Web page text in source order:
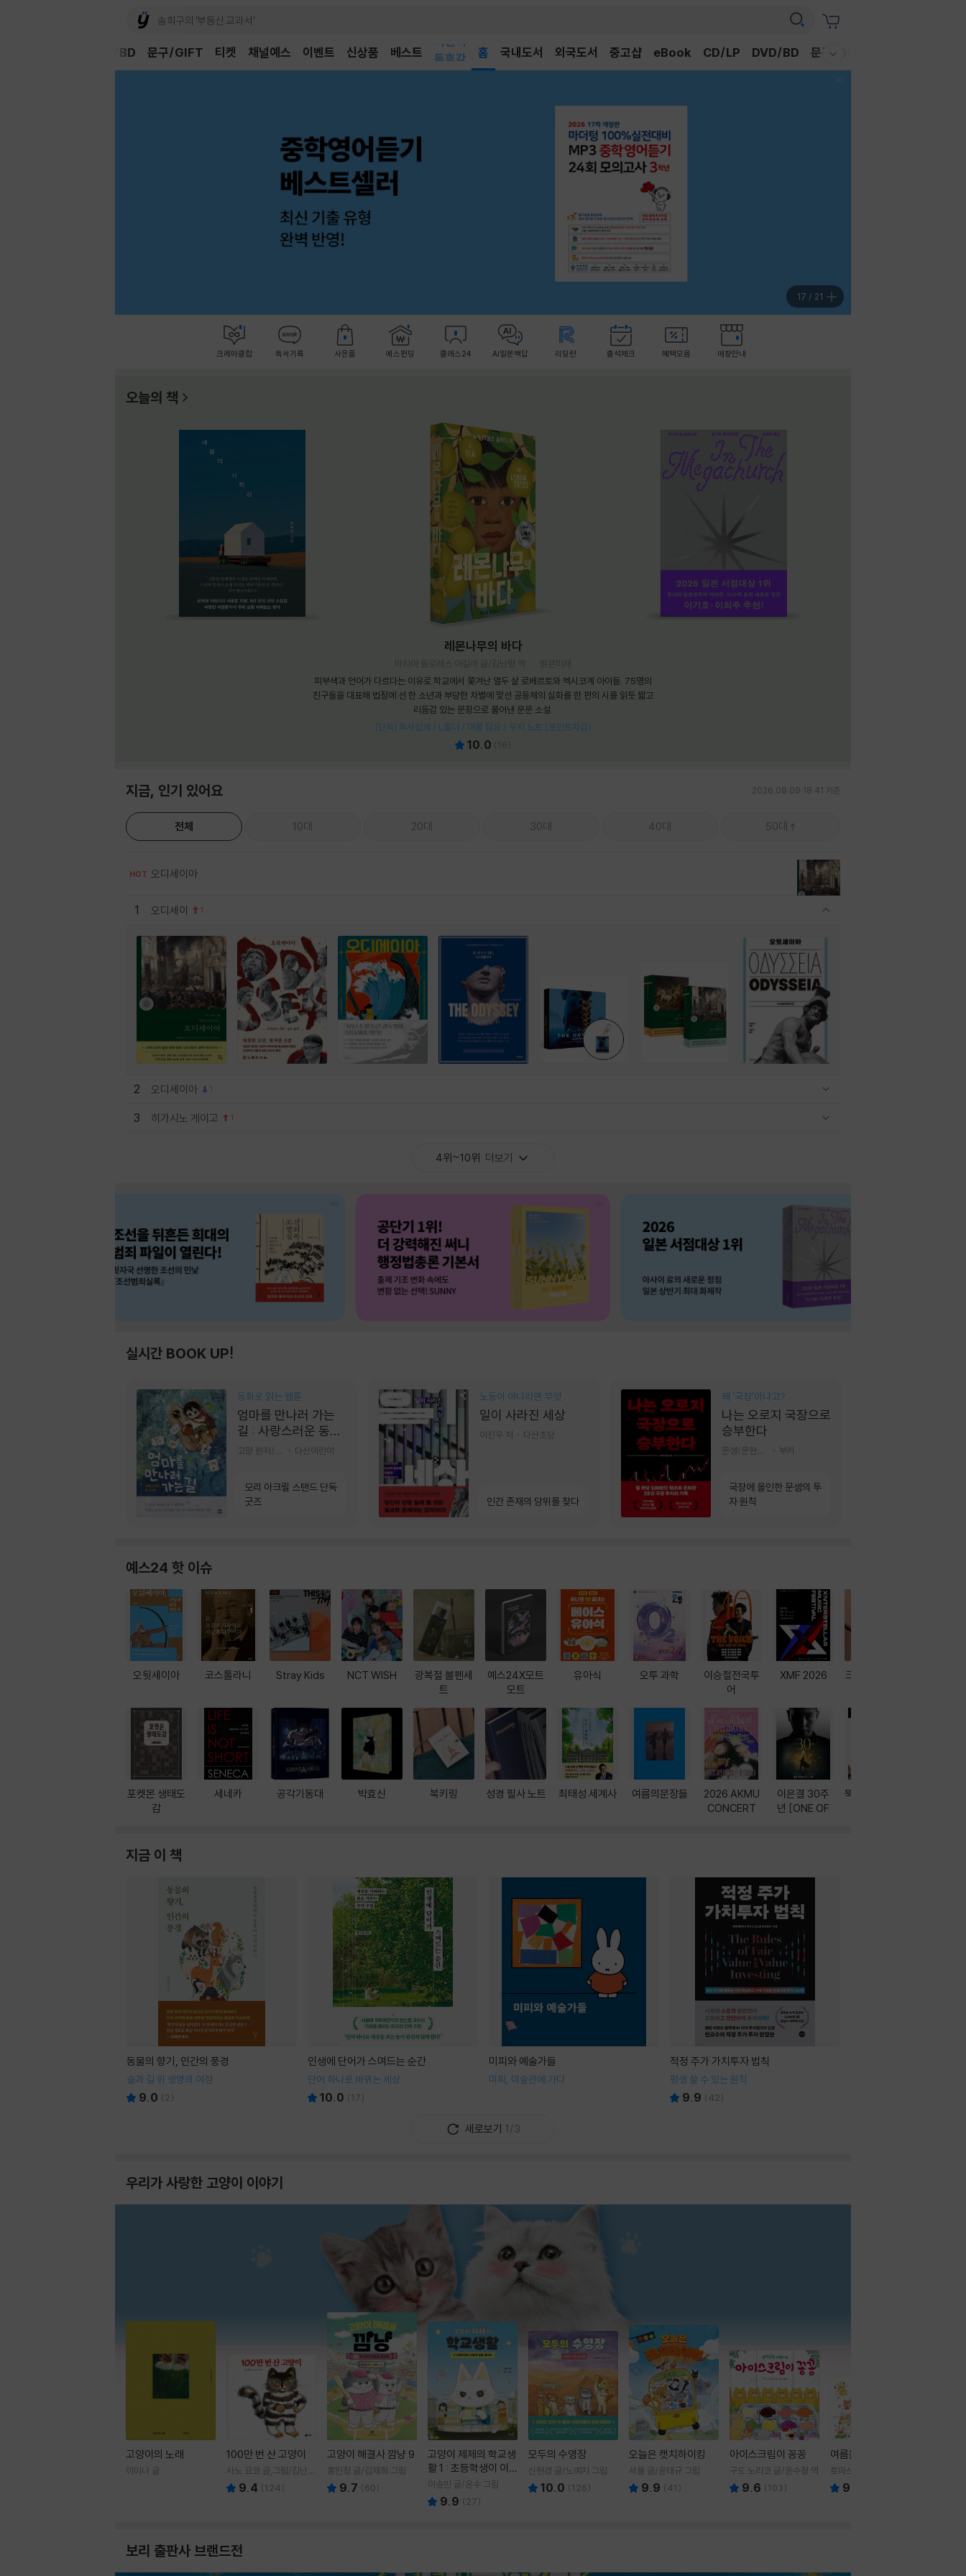
채널예스 이벤트 신상품 베스트
독후감
어린이
홈 국내도서 외국도서 중고샵 eBook CD/LP DVD/BD 문구/GIFT
DVD/BD 문구/GIFT 티켓
18 / 21
크레마클럽 독서기록 사은품 예스펀딩 클래스24 AI일문백답 리딩런 출석체크 혜택모음 매장안내
오늘의 책
레몬나무의 바다
피부색과 언어가 다르다는 이유로 학교에서 쫓겨난 열두 살 로베르토와 멕시코계 아이들. 75명의
친구들을 대표해 법정에 선 한 소년과 부당한 차별에 맞선 공동체의 실화를 한 편의 시를 읽듯 짧고
리듬감 있는 문장으로 풀어낸 운문 소설.
[단독] 독서집게 / L홀더 / 여름 담요 / 무지 노트 (포인트차감)
10.0
지금, 인기 있어요 2026.08.09 18:41 기준
전체 10대 20대 30대 40대 50대
HOT 오디세이아
1 오디세이 1
2 오디세이아 1
3 히가시노 게이고 1
4위~10위 더보기
실시간 BOOK UP!
동화로 읽는 웹툰
엄마를 만나러 가는
길 : 사랑스러운 동그
라미
다산어린이
모리 아크릴 스탠드 단독
굿즈
노동이 아니라면 무엇
일이 사라진 세상
이진우 저 다산초당
인간 존재의 당위를 찾다
왜 ‘국장‘이냐고?
나는 오로지 국장으로
승부한다
부키
국장에 올인한 문샘의 투
자 원칙
예스24 핫 이슈
오뒷세이아
포켓몬 생태도
감
코스톨라니
세네카
Stray Kids
공각기동대
NCT WISH
박효신
광복절 볼펜세
트
북키링
예스24X모트
모트
성경 필사 노트
유아식
최태성 세계사
오투 과학
여름의문장들
이승철전국투
어
2026 AKMU
CONCERT
XMF 2026
이은결 30주
년 [ONE OF
크레마 이북 리
뚝딱! AI 3대장
지금 이 책
동물의 향기, 인간의 풍경
숲과 길 위 생명의 여정
9.0 ( 2)
인생에 단어가 스며드는 순간
단어 하나로 바뀌는 세상
10.0 (17)
미피와 예술가들
미피, 미술관에 가다
적정 주가 가치투자 법칙
평생 쓸 수 있는 원칙
9.9 (42)
새로보기 1/3
우리가 사랑한 고양이 이야기
고양이의 노래
이미나 글
100만 번 산 고양이
사노 요코 글,그림/김난주
역 9.4 (124)
고양이 해결사 깜냥 9
홍민정 글/김재희 그림
9.7 (60)
고양이 제제의 학교생
활 1 : 초등학생이 이
렇게 힘들 줄이야
이승민 글/온수 그림
9.9 ( 27)
모두의 수영장
신현경 글/노예지 그림
10.0 (126)
오늘은 캣치하이킹
서율 글/윤태규 그림
9.9 (41 )
아이스크림이 꽁꽁
구도 노리코 글/윤수정 역
9.6 (103)
여름을 부탁해
토마쓰리 글그림
9.8
보리 출판사 브랜드전